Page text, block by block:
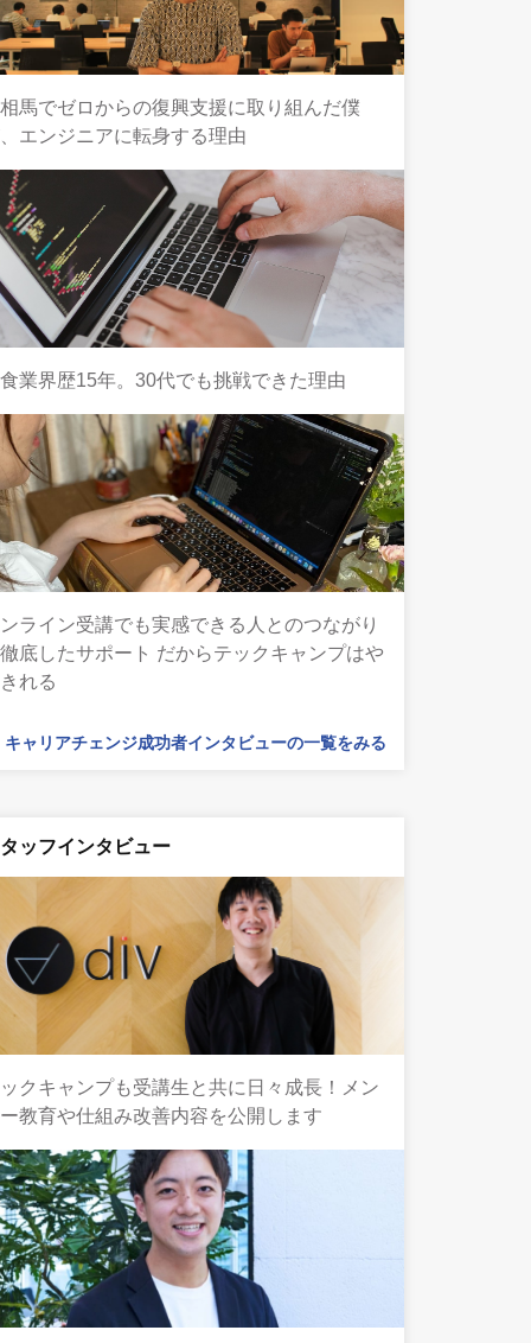
馬でゼロからの復興支援に取り組んだ僕
エンジニアに転身する理由
業界歴15年。30代でも挑戦できた理由
ライン受講でも実感できる人とのつながり
底したサポート だからテックキャンプはや
れる
キャリアチェンジ成功者インタビューの一覧をみる
ッフインタビュー
クキャンプも受講生と共に日々成長！メン
教育や仕組み改善内容を公開します